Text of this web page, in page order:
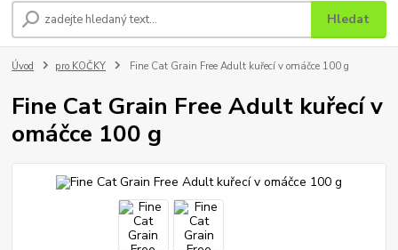
Hledat
Úvod pro KOČKY Fine Cat Grain Free Adult kuřecí v omáčce 100 g
Fine Cat Grain Free Adult kuřecí v
omáčce 100 g